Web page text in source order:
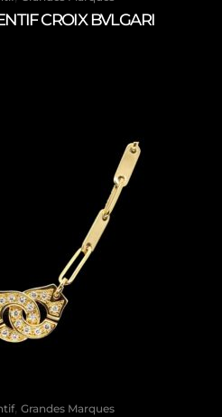
CROIX BVLGARI
, Grandes Marques